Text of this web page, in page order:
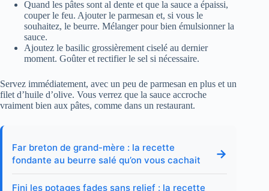
Quand les pâtes sont al dente et que la sauce a épaissi,
couper le feu. Ajouter le parmesan et, si vous le
souhaitez, le beurre. Mélanger pour bien émulsionner la
sauce.
Ajoutez le basilic grossièrement ciselé au dernier
moment. Goûter et rectifier le sel si nécessaire.
Servez immédiatement, avec un peu de parmesan en plus et un
filet d’huile d’olive. Vous verrez que la sauce accroche
vraiment bien aux pâtes, comme dans un restaurant.
Far breton de grand-mère : la recette
fondante au beurre salé qu’on vous cachait
→
Fini les potages fades sans relief : la recette